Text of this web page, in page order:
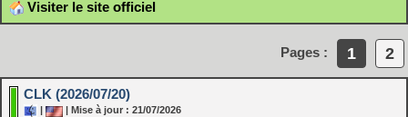
Visiter le site officiel
Pages : 1 2
CLK (2026/07/20)
| Mise à jour : 21/07/2026